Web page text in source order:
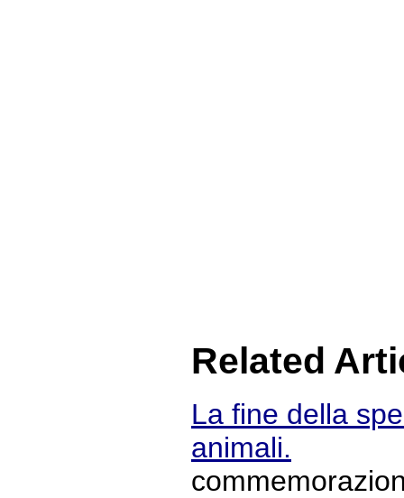
Related
La fine della
animali.